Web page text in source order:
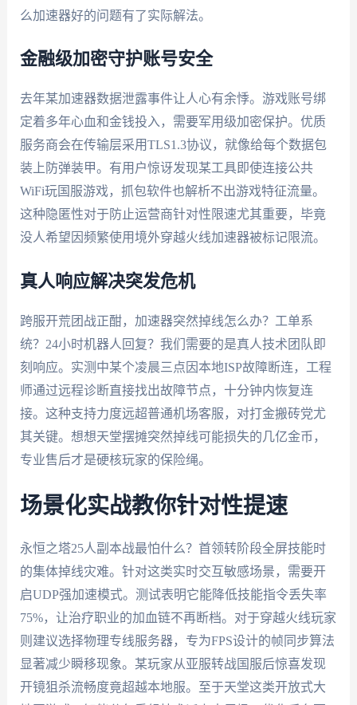
么加速器好的问题有了实际解法。
金融级加密守护账号安全
去年某加速器数据泄露事件让人心有余悸。游戏账号绑
定着多年心血和金钱投入，需要军用级加密保护。优质
服务商会在传输层采用TLS1.3协议，就像给每个数据包
装上防弹装甲。有用户惊讶发现某工具即使连接公共
WiFi玩国服游戏，抓包软件也解析不出游戏特征流量。
这种隐匿性对于防止运营商针对性限速尤其重要，毕竟
没人希望因频繁使用境外穿越火线加速器被标记限流。
真人响应解决突发危机
跨服开荒团战正酣，加速器突然掉线怎么办？工单系
统？24小时机器人回复？我们需要的是真人技术团队即
刻响应。实测中某个凌晨三点因本地ISP故障断连，工程
师通过远程诊断直接找出故障节点，十分钟内恢复连
接。这种支持力度远超普通机场客服，对打金搬砖党尤
其关键。想想天堂摆摊突然掉线可能损失的几亿金币，
专业售后才是硬核玩家的保险绳。
场景化实战教你针对性提速
永恒之塔25人副本战最怕什么？首领转阶段全屏技能时
的集体掉线灾难。针对这类实时交互敏感场景，需要开
启UDP强加速模式。测试表明它能降低技能指令丢失率
75%，让治疗职业的加血链不再断档。对于穿越火线玩家
则建议选择物理专线服务器，专为FPS设计的帧同步算法
显著减少瞬移现象。某玩家从亚服转战国服后惊喜发现
开镜狙杀流畅度竟超越本地服。至于天堂这类开放式大